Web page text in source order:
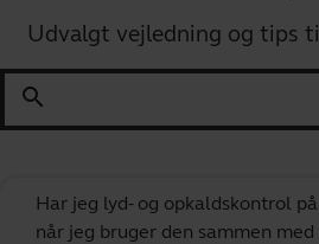
Udvalgt vejledning og tips
search
Har jeg lyd- og opkaldskontrol
når jeg bruger den sammen